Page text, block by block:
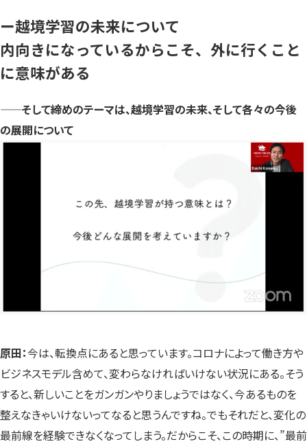
ー越境学習の未来について
内向きになっているからこそ、外に行くこと
に意味がある
——そして締めのテーマは、越境学習の未来、そして各々の今後
の展開について
原田：今は、転換点にあると思っています。コロナによって働き方や
ビジネスモデル含めて、変わらなければいけない状況にある。そう
すると、新しいことをガンガンやりましょうではなく、今あるものを
整えなきゃいけないってなると思うんですね。でもそれだと、変化の
最前線を経験できなくなってしまう。だからこそ、この時期に、”最前